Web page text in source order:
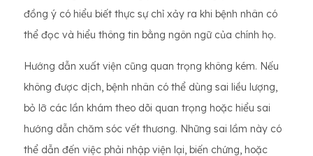
đồng ý có hiểu biết thực sự chỉ xảy ra khi bệnh nhân có
thể đọc và hiểu thông tin bằng ngôn ngữ của chính họ.
Hướng dẫn xuất viện cũng quan trọng không kém. Nếu
không được dịch, bệnh nhân có thể dùng sai liều lượng,
bỏ lỡ các lần khám theo dõi quan trọng hoặc hiểu sai
hướng dẫn chăm sóc vết thương. Những sai lầm này có
thể dẫn đến việc phải nhập viện lại, biến chứng, hoặc